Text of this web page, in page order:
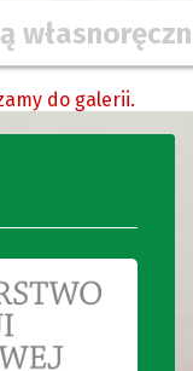
do galerii.